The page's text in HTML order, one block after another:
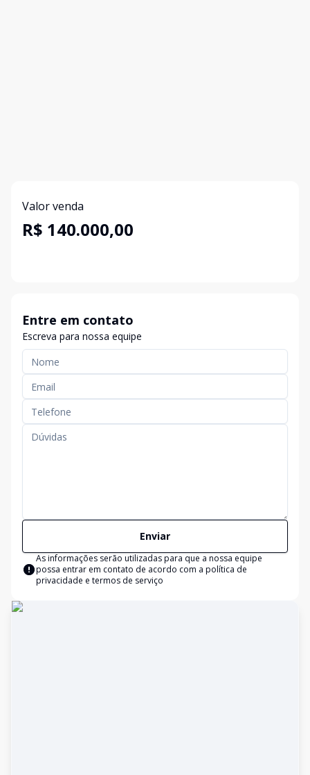
Valor venda
R$ 140.000,00
Entre em contato
Escreva para nossa equipe
Enviar
As informações serão utilizadas para que a nossa equipe
possa entrar em contato de acordo com a política de
privacidade e termos de serviço